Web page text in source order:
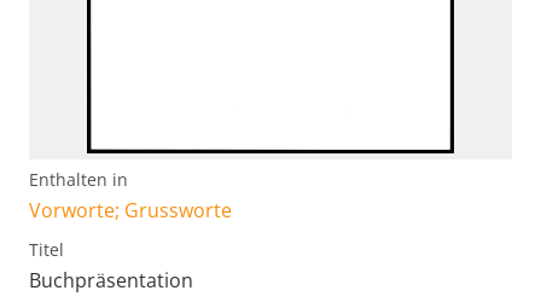
Enthalten in
Vorworte; Grussworte
Titel
Buchpräsentation